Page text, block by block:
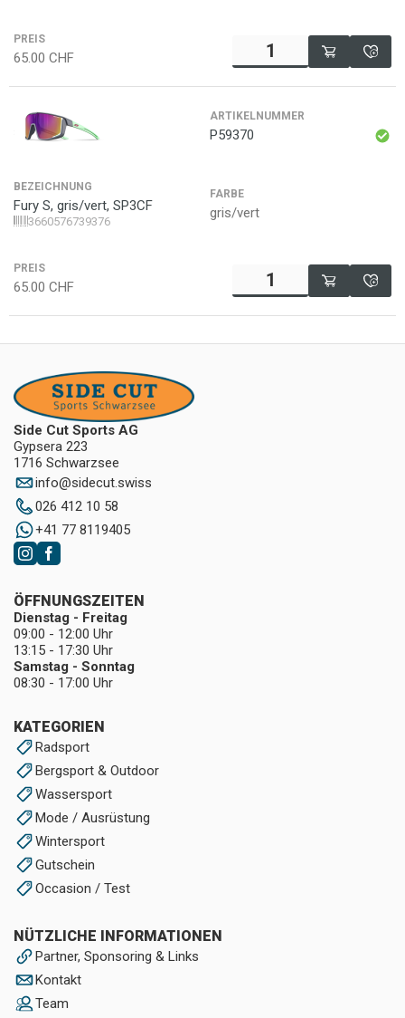
PREIS
65.00 CHF
ARTIKELNUMMER
P59370
BEZEICHNUNG
Fury S, gris/vert, SP3CF
3660576739376
FARBE
gris/vert
PREIS
65.00 CHF
Side Cut Sports AG
Gypsera 223
1716 Schwarzsee
info@sidecut.swiss
026 412 10 58
+41 77 8119405
KATEGORIEN
Radsport
Bergsport & Outdoor
Wassersport
Mode / Ausrüstung
Wintersport
Gutschein
Occasion / Test
NÜTZLICHE INFORMATIONEN
Partner, Sponsoring & Links
Kontakt
Team
ÖFFNUNGSZEITEN
Dienstag - Freitag
09:00 - 12:00 Uhr
13:15 - 17:30 Uhr
Samstag - Sonntag
08:30 - 17:00 Uhr